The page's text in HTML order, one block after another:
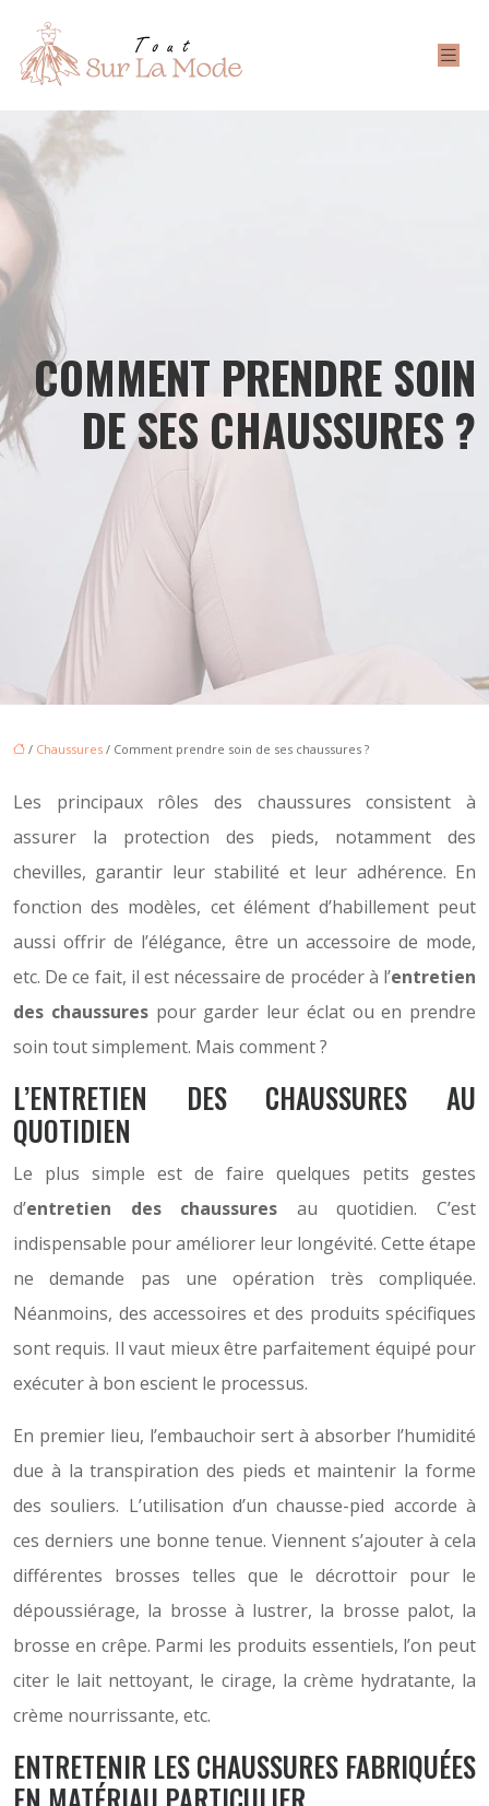
COMMENT PRENDRE SOIN
DE SES CHAUSSURES ?
/ Chaussures / Comment prendre soin de ses chaussures ?
Les principaux rôles des chaussures consistent à
assurer la protection des pieds, notamment des
chevilles, garantir leur stabilité et leur adhérence. En
fonction des modèles, cet élément d’habillement peut
aussi offrir de l’élégance, être un accessoire de mode,
etc. De ce fait, il est nécessaire de procéder à l’entretien
des chaussurespour garder leur éclat ou en prendre
soin tout simplement. Mais comment ?
L’ENTRETIEN DES CHAUSSURES AU
QUOTIDIEN
Le plus simple est de faire quelques petits gestes
d’entretien des chaussures au quotidien. C’est
indispensable pour améliorer leur longévité. Cette étape
ne demande pas une opération très compliquée.
Néanmoins, des accessoires et des produits spécifiques
sont requis. Il vaut mieux être parfaitement équipé pour
exécuter à bon escient le processus.
En premier lieu, l’embauchoir sert à absorber l’humidité
due à la transpiration des pieds et maintenir la forme
des souliers. L’utilisation d’un chausse-pied accorde à
ces derniers une bonne tenue. Viennent s’ajouter à cela
différentes brosses telles que le décrottoir pour le
dépoussiérage, la brosse à lustrer, la brosse palot, la
brosse en crêpe. Parmi les produits essentiels, l’on peut
citer le lait nettoyant, le cirage, la crème hydratante, la
crème nourrissante, etc.
ENTRETENIR LES CHAUSSURES FABRIQUÉES